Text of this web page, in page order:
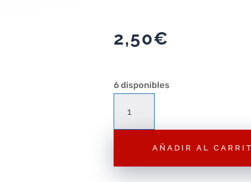
2,50€
6 disponibles
Playmobil
–
AÑADIR AL